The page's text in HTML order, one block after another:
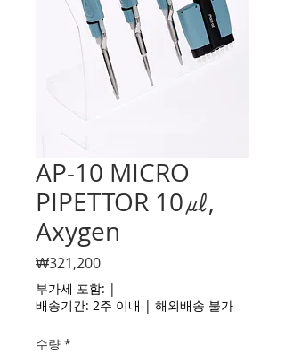
AP-10 MICRO
PIPETTOR 10㎕,
Axygen
₩321,200가
격
부가세 포함: |
배송기간: 2주 이내 | 해외배송 불가
수량 *